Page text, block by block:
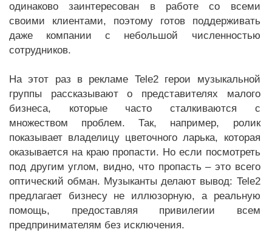
одинаково заинтересован в работе со всеми
своими клиентами, поэтому готов поддерживать
даже компании с небольшой численностью
сотрудников.
На этот раз в рекламе Tele2 герои музыкальной
группы рассказывают о представителях малого
бизнеса, которые часто сталкиваются с
множеством проблем. Так, например, ролик
показывает владелицу цветочного ларька, которая
оказывается на краю пропасти. Но если посмотреть
под другим углом, видно, что пропасть – это всего
оптический обман. Музыканты делают вывод: Tele2
предлагает бизнесу не иллюзорную, а реальную
помощь, предоставляя привилегии всем
предпринимателям без исключения.